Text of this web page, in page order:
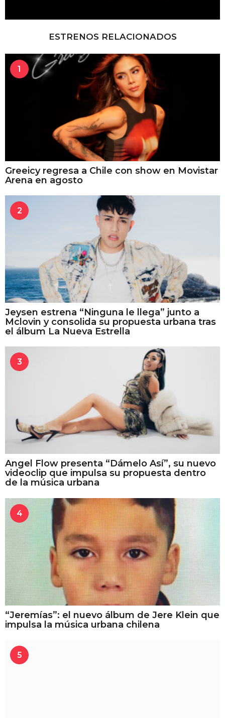
ESTRENOS RELACIONADOS
1
Greeicy regresa a Chile con show en Movistar
Arena en agosto
2
Jeysen estrena “Ninguna le llega” junto a
Mclovin y consolida su propuesta urbana tras
el álbum La Nueva Estrella
3
Angel Flow presenta “Dámelo Así”, su nuevo
videoclip que impulsa su propuesta dentro
de la música urbana
4
“Jeremías”: el nuevo álbum de Jere Klein que
impulsa la música urbana chilena
5